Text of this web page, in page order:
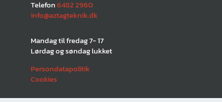
Telefon6482 2960
info@aztagteknik.dk
Mandag til fredag 7- 17
Lørdag og søndag lukket
Persondatapolitik
Cookies